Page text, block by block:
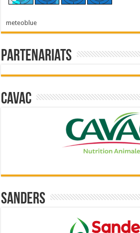
meteoblue
Partenariats
Cavac
Sanders